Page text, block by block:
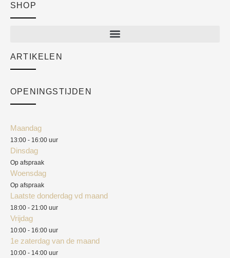
Academy
SHOP
ARTIKELEN
OPENINGSTIJDEN
Maandag
13:00 - 16:00 uur
Dinsdag
Op afspraak
Woensdag
Op afspraak
Laatste donderdag vd maand
18:00 - 21:00 uur
Vrijdag
10:00 - 16:00 uur
1e zaterdag van de maand
10:00 - 14:00 uur